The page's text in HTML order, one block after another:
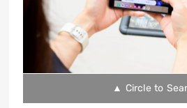
▲ Circle to